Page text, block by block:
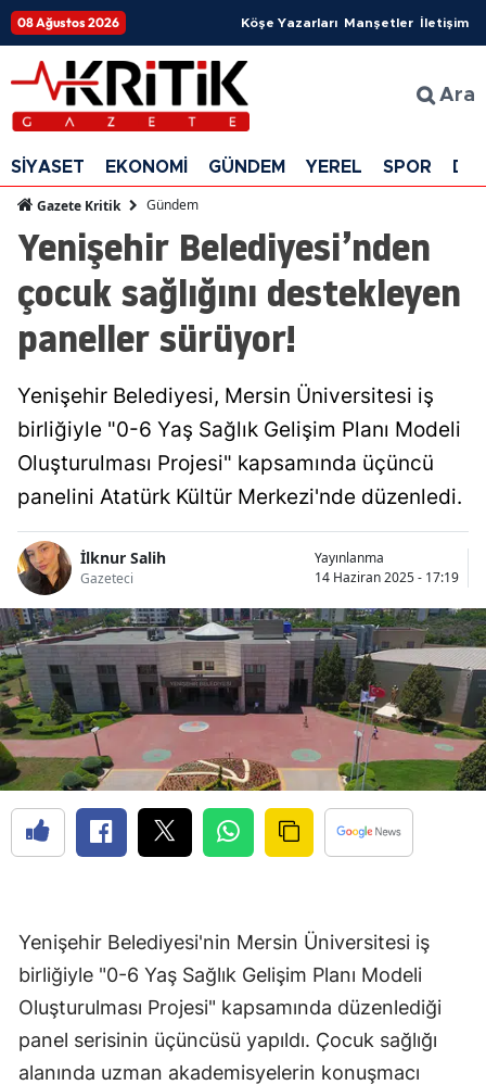
08 Ağustos 2026 Köşe Yazarları Manşetler İletişim
Ara
SİYASET EKONOMİ GÜNDEM YEREL SPOR
Gazete Kritik Gündem
Yenişehir Belediyesi’nden
çocuk sağlığını destekleyen
paneller sürüyor!
Yenişehir Belediyesi, Mersin Üniversitesi iş
birliğiyle "0-6 Yaş Sağlık Gelişim Planı Modeli
Oluşturulması Projesi" kapsamında üçüncü
panelini Atatürk Kültür Merkezi'nde düzenledi.
İlknur Salih
Gazeteci
Yayınlanma
14 Haziran 2025 - 17:19
Yenişehir Belediyesi'nin Mersin Üniversitesi iş
birliğiyle "0-6 Yaş Sağlık Gelişim Planı Modeli
Oluşturulması Projesi" kapsamında düzenlediği
panel serisinin üçüncüsü yapıldı. Çocuk sağlığı
alanında uzman akademisyelerin konuşmacı